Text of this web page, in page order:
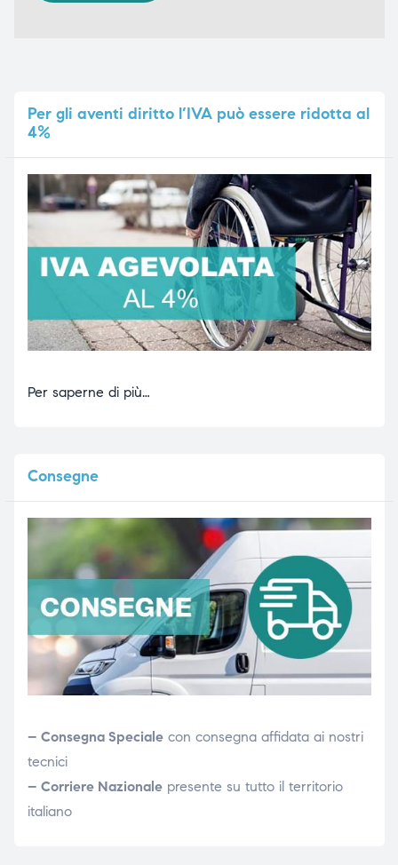
Pergli aventi diritto l’IVA può essere ridotta al
4%
Per saperne di più…
Consegne
– Consegna Specialecon consegna affidata ai nostri
tecnici
– Corriere Nazionalepresente su tutto il territorio
italiano